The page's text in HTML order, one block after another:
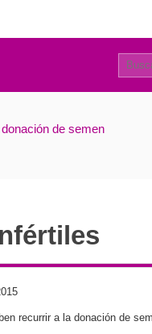
0
de semen
recurrir a la donación de